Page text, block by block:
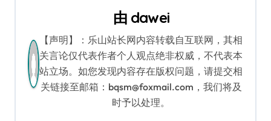
由 dawei
【声明】：乐山站长网内容转载自互联网，其相
关言论仅代表作者个人观点绝非权威，不代表本
站立场。如您发现内容存在版权问题，请提交相
关链接至邮箱：bqsm@foxmail.com，我们将及
时予以处理。